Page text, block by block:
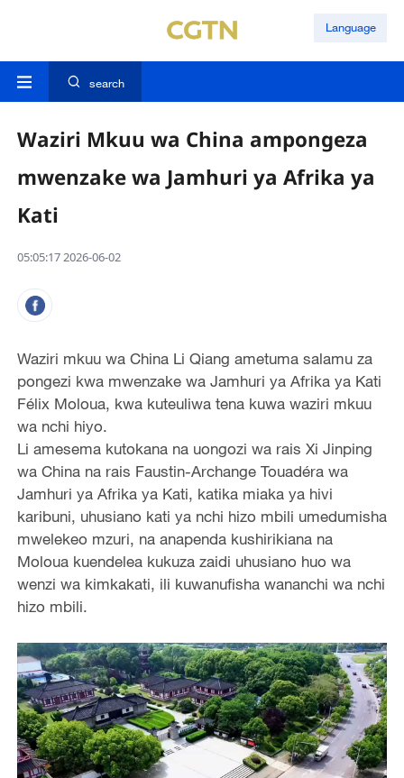
Language
search
Waziri Mkuu wa China ampongeza
mwenzake wa Jamhuri ya Afrika ya
Kati
05:05:17 2026-06-02
Waziri mkuu wa China Li Qiang ametuma salamu za
pongezi kwa mwenzake wa Jamhuri ya Afrika ya Kati
Félix Moloua, kwa kuteuliwa tena kuwa waziri mkuu
wa nchi hiyo.
Li amesema kutokana na uongozi wa rais Xi Jinping
wa China na rais Faustin-Archange Touadéra wa
Jamhuri ya Afrika ya Kati, katika miaka ya hivi
karibuni, uhusiano kati ya nchi hizo mbili umedumisha
mwelekeo mzuri, na anapenda kushirikiana na
Moloua kuendelea kukuza zaidi uhusiano huo wa
wenzi wa kimkakati, ili kuwanufisha wananchi wa nchi
hizo mbili.